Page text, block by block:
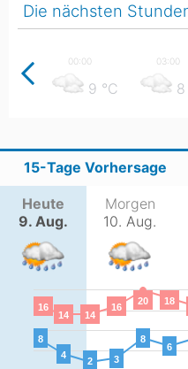
Die nächsten
9 °C 8
15-Tage Vorhersage
Heute
9. Aug.
Morgen
10. Aug.
16
14 14
16
20 18
8
4
2 3
8
6